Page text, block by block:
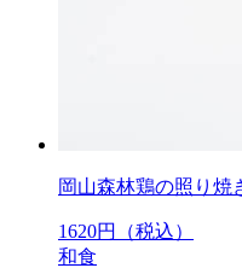
岡山森林鶏の照り焼
1620円（税込）
和食